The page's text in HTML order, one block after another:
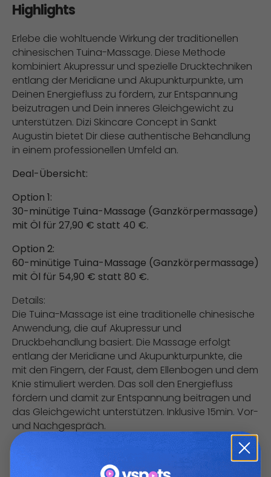
Highlights
Erlebe die wohltuende Wirkung der traditionellen
chinesischen Tuina-Massage. Diese Methode
kombiniert Akupressur und spezielle Drucktechniken
entlang der Meridiane und Akupunkturpunkte, um
Deinen Energiefluss zu fördern, zur Entspannung
beizutragen und Dein inneres Gleichgewicht zu
unterstützen. Dizi Skincare Concept in Sankt
Augustin bietet Dir diese authentische Behandlung
in einem professionellen Umfeld an.​
Deal-Übersicht:
Option 1:
30-minütige Tuina-Massage (Ganzkörpermassage)
mit Öl für 27,90 € statt 40 €.​
Option 2:
60-minütige Tuina-Massage (Ganzkörpermassage)
mit Öl für 54,90 € statt 80 €.
Details:
Die Tuina-Massage ist eine traditionelle chinesische
Anwendung, die auf Akupressur und
Druckbehandlung basiert. Die Massage erfolgt
entlang der Meridiane und Akupunkturpunkte, die
mit den Fingern, der Faust, dem Ellenbogen und dem
Knie stimuliert werden. Das soll den Energiefluss
fördern und damit zur Entspannung beitragen und
das Gleichgewicht unterstützen. Inklusive 15min. Vor-
und Nachgespräch.
Konditionen